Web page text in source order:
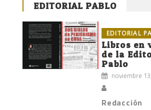
EDITORIAL PABLO
EDITORIAL
Libros en
de la
Pablo
noviembre
Redacción